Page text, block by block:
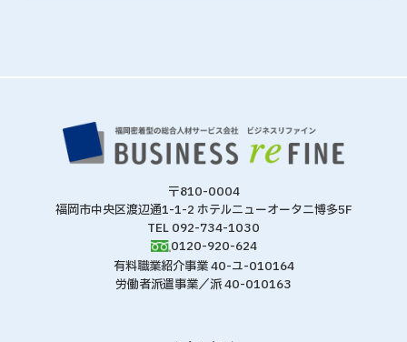
〒810-0004
福岡市中央区渡辺通1-1-2 ホテルニューオータニ博多5F
TEL 092-734-1030
0120-920-624
有料職業紹介事業 40-ユ-010164
労働者派遣事業／派 40-010163